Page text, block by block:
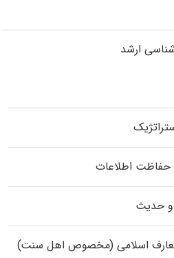
ارشد
حفاظت اطلاعات
و حدیث
معارف اسلامی (مخصوص اهل سنت)